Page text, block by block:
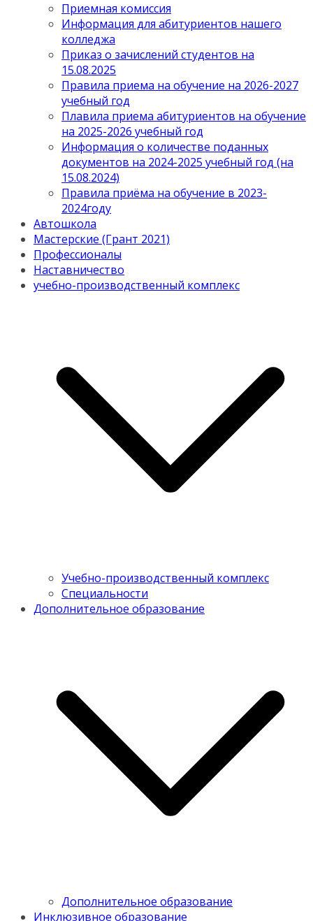
Приемная комиссия
Информация для абитуриентов нашего
колледжа
Приказ о зачислений студентов на
15.08.2025
Правила приема на обучение на 2026-2027
учебный год
Плавила приема абитуриентов на обучение
на 2025-2026 учебный год
Информация о количестве поданных
документов на 2024-2025 учебный год (на
15.08.2024)
Правила приёма на обучение в 2023-
2024году
Автошкола
Мастерские (Грант 2021)
Профессионалы
Наставничество
учебно-производственный комплекс
Учебно-производственный комплекс
Специальности
Дополнительное образование
Дополнительное образование
Инклюзивное образование